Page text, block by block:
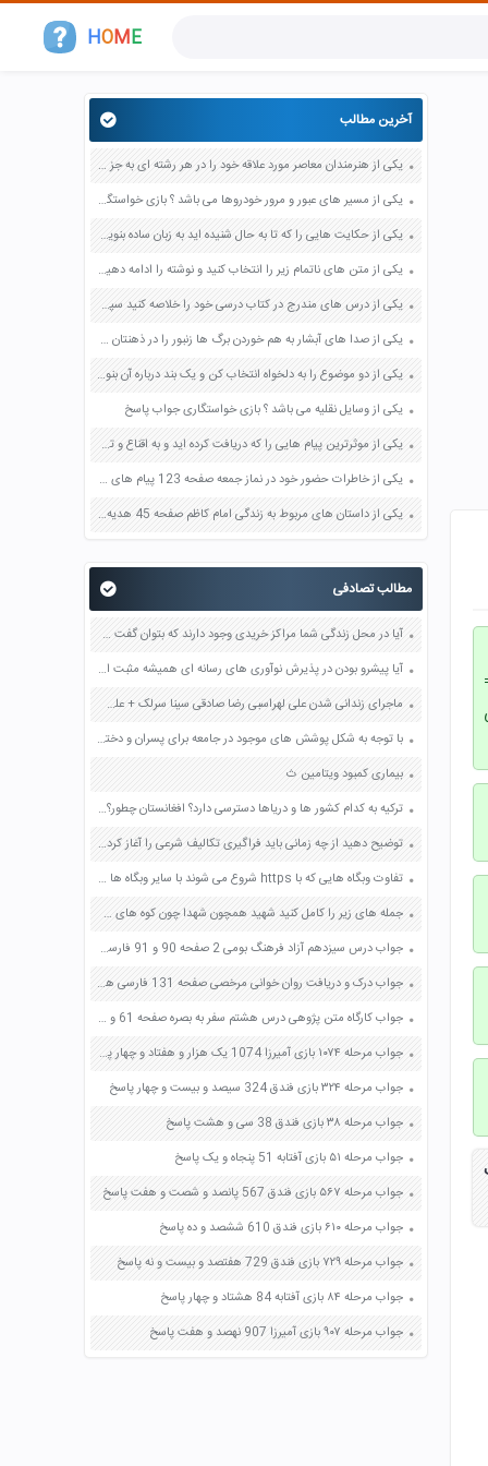
HOME
آخرین مطالب
یکی از هنرمندان معاصر مورد علاقه خود را در هر رشته ای به جز عکاسی صفحه 69 فرهنگ و هنر نهم
یکی از مسیر های عبور و مرور خودروها می باشد ؟ بازی خواستگاری جواب پاسخ
یکی از حکایت هایی را که تا به حال شنیده اید به زبان ساده بنویسید صفحه 97 نگارش ششم دبستان
یکی از متن های ناتمام زیر را انتخاب کنید و نوشته را ادامه دهید صفحه 73 و 74 کتاب نگارش فارسی پنجم دبستان
یکی از درس های مندرج در کتاب درسی خود را خلاصه کنید سپس متن خلاصه شده را با بهره گیری از روش های دسته بندی نمودار جدول نقشه مفهومی نشان دهید صفحه 118 نگارش یازدهم
یکی از صدا های آبشار به هم خوردن برگ ها زنبور را در ذهنتان مجسم کنید و درباره آن یک بند بنویسید صفحه 11 نگارش پنجم
یکی از دو موضوع را به دلخواه انتخاب کن و یک بند درباره آن بنویس صفحه 35 کتاب نگارش فارسی سوم
یکی از وسایل نقلیه می باشد ؟ بازی خواستگاری جواب پاسخ
یکی از موثرترین پیام هایی را که دریافت کرده اید و به اقناع و تغییری جدی در شما منجر شده است برسی کنید و علت این تاثیر گذاری قابل توجه را بنویسید صفحه 52 تفکر و سواد رسانه ای دهم
یکی از خاطرات حضور خود در نماز جمعه صفحه 123 پیام های آسمان هفتم
یکی از داستان های مربوط به زندگی امام کاظم صفحه 45 هدیه های آسمان چهارم
مطالب تصادفی
آیا در محل زندگی شما مراکز خریدی وجود دارند که بتوان گفت موجب عرضه بهتر کالا یا خدمات شده اند و بهره وری در توزیع را بالا برده اند؟ درباره آنها توضیح دهید صفحه 164 مطالعات اجتماعی نهم
آیا پیشرو بودن در پذیرش نوآوری های رسانه ای همیشه مثبت است چرا صفحه 101 تفکر و سواد رسانه ای دهم
ماجرای زندانی شدن علی لهراسبی رضا صادقی سینا سرلک + علت جزئیات
با توجه به شکل پوشش های موجود در جامعه برای پسران و دختران بگویید که کدامیک از آنها عفت افراد را بیشتر تضمین می کند؟ صفحه 141 دین و زندگی دهم
بیماری کمبود ویتامین ث
ترکیه به کدام کشور ها و دریاها دسترسی دارد؟ افغانستان چطور؟ صفحه 104 مطالعات اجتماعی ششم
توضیح دهید از چه زمانی باید فراگیری تکالیف شرعی را آغاز کرد؟ چرا؟ صفحه 96 پیام های آسمان هفتم
تفاوت وبگاه هایی که با https شروع می شوند با سایر وبگاه ها در چیست صفحه 45 کار و فناوری هشتم
جمله های زیر را کامل کنید شهید همچون شهدا چون کوه های شهدا همیشه صفحه 69 کتاب نگارش ششم
جواب درس سیزدهم آزاد فرهنگ بومی 2 صفحه 90 و 91 فارسی ششم
جواب درک و دریافت روان خوانی مرخصی صفحه 131 فارسی هفتم
جواب کارگاه متن پژوهی درس هشتم سفر به بصره صفحه 61 و 62 فارسی دهم
جواب مرحله ۱۰۷۴ بازی آمیرزا 1074 یک هزار و هفتاد و چهار پاسخ
جواب مرحله ۳۲۴ بازی فندق 324 سیصد و بیست و چهار پاسخ
جواب مرحله ۳۸ بازی فندق 38 سی و هشت پاسخ
جواب مرحله ۵۱ بازی آفتابه 51 پنجاه و یک پاسخ
جواب مرحله ۵۶۷ بازی فندق 567 پانصد و شصت و هفت پاسخ
جواب مرحله ۶۱۰ بازی فندق 610 ششصد و ده پاسخ
جواب مرحله ۷۲۹ بازی فندق 729 هفتصد و بیست و نه پاسخ
جواب مرحله ۸۴ بازی آفتابه 84 هشتاد و چهار پاسخ
جواب مرحله ۹۰۷ بازی آمیرزا 907 نهصد و هفت پاسخ